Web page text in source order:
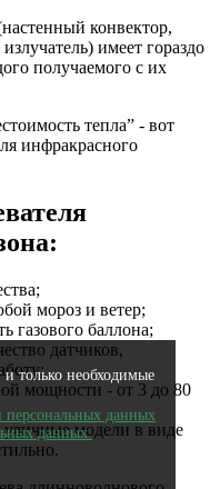
только необходимые
персональных данных
данных.
конвектор,
имеет гораздо
получаемого с их
тепла” - вот
инфракрасного
мороз и ветер;
газового баллона;
датчиков,
мощности - от 3 до 80
модели в виде